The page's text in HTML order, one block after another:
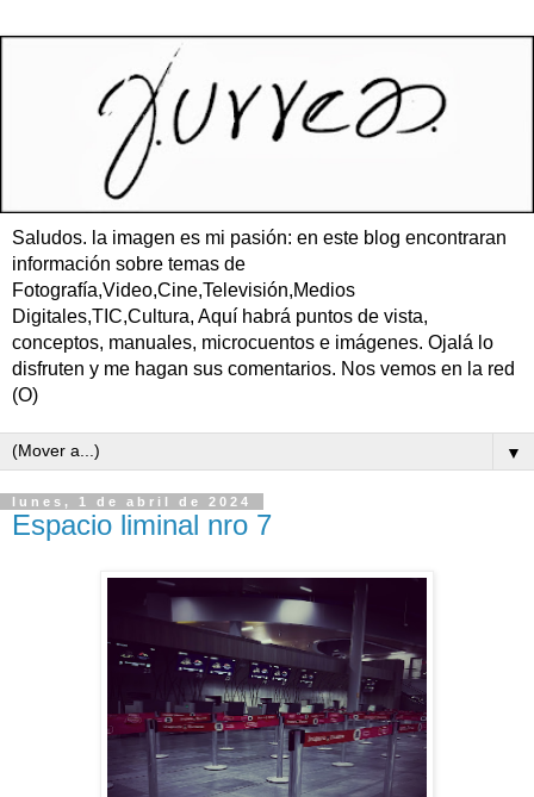
Saludos. la imagen es mi pasión: en este blog encontraran
información sobre temas de
Fotografía,Video,Cine,Televisión,Medios
Digitales,TIC,Cultura, Aquí habrá puntos de vista,
conceptos, manuales, microcuentos e imágenes. Ojalá lo
disfruten y me hagan sus comentarios. Nos vemos en la red
(O)
▼
lunes, 1 de abril de 2024
Espacio liminal nro 7